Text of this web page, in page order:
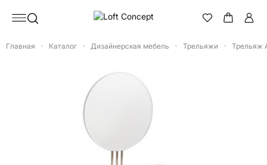
Главная Каталог Дизайнерская мебель Трельяжи Трельяж